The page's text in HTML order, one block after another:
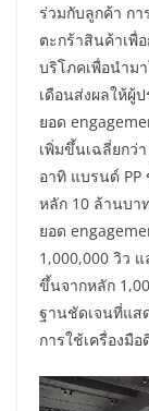
ร่วมกับลูกค้า ก
ตะกร้าสินค้าเพื่
บริโภคเพื่อนำม
เดือนส่งผลให้ผู้
ยอด
เพิ่มขึ้นเฉลี่ยกว่
อาทิ แบรนด์ PP
หลัก 10 ล้านบา
ยอด
1,000,000 วิว
ขึ้นจากหลัก
ฐานชัดเจนที่แส
การใช้เครื่องมื